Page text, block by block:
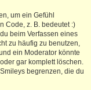
um ein Gefühl
Code, z. B. bedeutet :)
beim Verfassen eines
zu häufig zu benutzen,
ein Moderator könnte
gar komplett löschen.
begrenzen, die du